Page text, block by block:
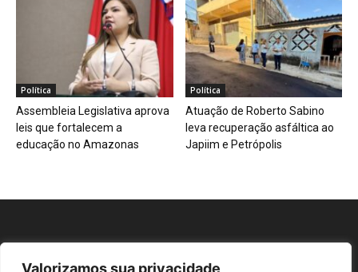
Valorizamos sua privacidade
Política
Assembleia Legislativa aprova
leis que fortalecem a
educação no Amazonas
Política
Atuação de Roberto Sabino
leva recuperação asfáltica ao
Japiim e Petrópolis